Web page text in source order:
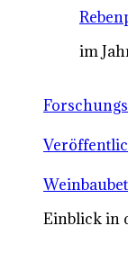
im
Einblick in